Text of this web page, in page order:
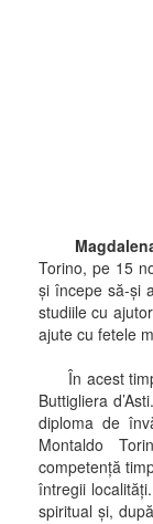
Magdalena
Torino, pe 15
şi începe să-şi
studiile cu
ajute cu fetele
În acest timp
Buttigliera
diploma de
Montaldo
competenţă
întregii
spiritual şi,